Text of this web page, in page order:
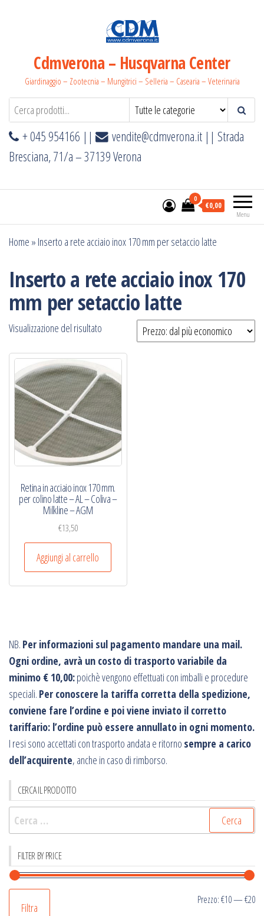
Cdmverona – Husqvarna Center
Giardinaggio – Zootecnia – Mungitrici – Selleria – Casearia – Veterinaria
+ 045 954166 || vendite@cdmverona.it || Strada
Bresciana, 71/a – 37139 Verona
Menu
0
€0,00
Home » Inserto a rete acciaio inox 170 mm per setaccio latte
Inserto a rete acciaio inox 170
mm per setaccio latte
Visualizzazione del risultato
Retina in acciaio inox 170 mm.
per colino latte – AL – Coliva –
Milkline – AGM
€13,50
Aggiungi al carrello
NB. Per informazioni sul pagamento mandare una mail.
Ogni ordine, avrà un costo di trasporto variabile da
minimo € 10,00:poichè vengono effettuati con imballi e procedure
speciali. Per conoscere la tariffa corretta della spedizione,
conviene fare l’ordine e poi viene inviato il corretto
tariffario: l’ordine può essere annullato in ogni momento.
I resi sono accettati con trasporto andata e ritorno sempre a carico
dell’acquirente, anche in caso di rimborso.
CERCA IL PRODOTTO
Ricerca
per:
FILTER BY PRICE
Filtra
Prezzo:€10—€20